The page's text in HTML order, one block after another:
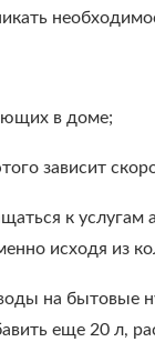
в доме;
зависит
к услугам
исходя из
на бытовые
еще 20 л,